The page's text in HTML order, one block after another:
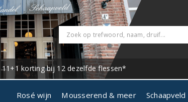
11+1 korting bij 12 dezelfde flessen*
Rosé wijn Mousserend & meer Schaapveld